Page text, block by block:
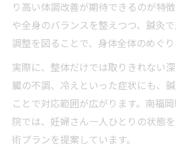
り高い体調改善が期待できるのが特
や全身のバランスを整えつつ、鍼灸
調整を図ることで、身体全体のめぐり
実際に、整体だけでは取りきれない
臓の不調、冷えといった症状にも、
ことで対応範囲が広がります。南福
院では、妊婦さん一人ひとりの状態
術プランを提案しています。